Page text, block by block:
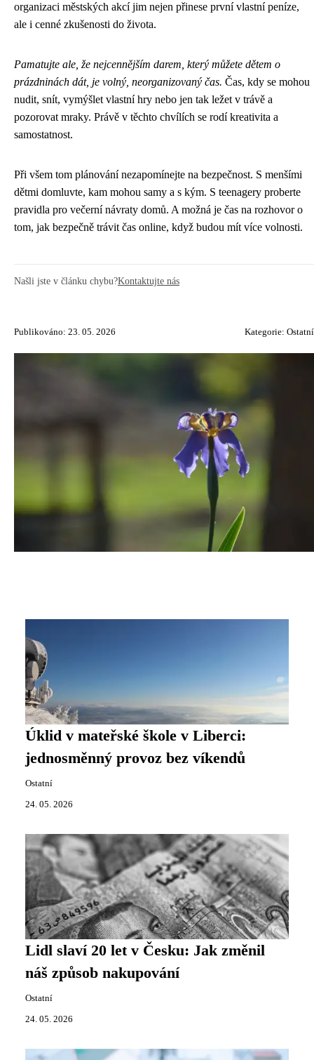
organizaci městských akcí jim nejen přinese první vlastní peníze,
ale i cenné zkušenosti do života.
Pamatujte ale, že nejcennějším darem, který můžete dětem o
prázdninách dát, je volný, neorganizovaný čas. Čas, kdy se mohou
nudit, snít, vymýšlet vlastní hry nebo jen tak ležet v trávě a
pozorovat mraky. Právě v těchto chvílích se rodí kreativita a
samostatnost.
Při všem tom plánování nezapomínejte na bezpečnost. S menšími
dětmi domluvte, kam mohou samy a s kým. S teenagery proberte
pravidla pro večerní návraty domů. A možná je čas na rozhovor o
tom, jak bezpečně trávit čas online, když budou mít více volnosti.
Našli jste v článku chybu?Kontaktujte nás
Publikováno: 23. 05. 2026 Kategorie: Ostatní
Úklid v mateřské škole v Liberci:
jednosměnný provoz bez víkendů
Ostatní
24. 05. 2026
Lidl slaví 20 let v Česku: Jak změnil
náš způsob nakupování
Ostatní
24. 05. 2026